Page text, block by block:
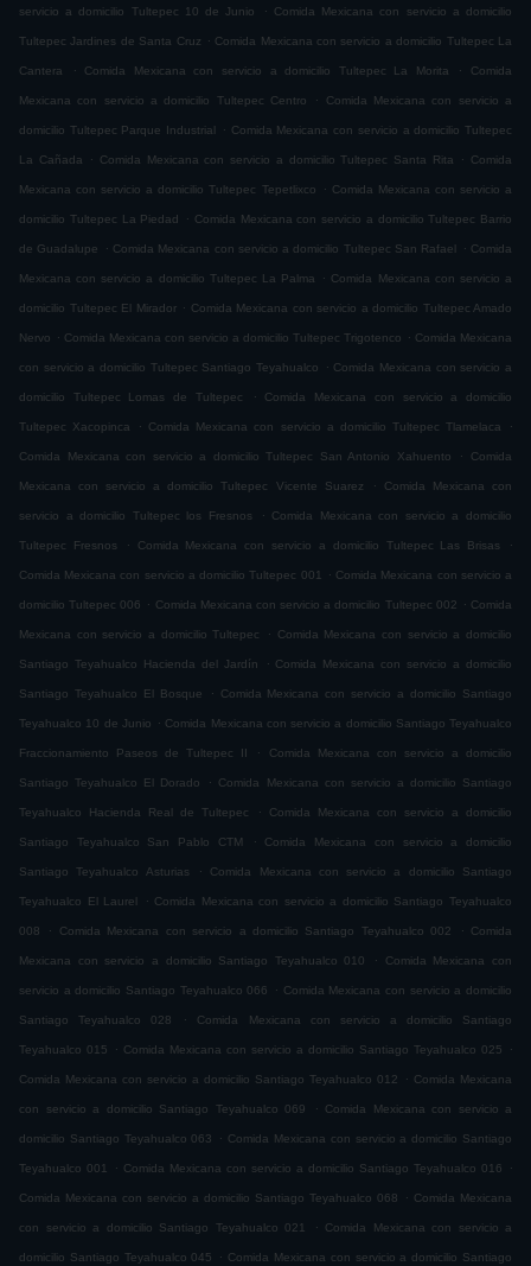
servicio a domicilio Tultepec 10 de Junio . Comida Mexicana con servicio a domicilio
Tultepec Jardines de Santa Cruz . Comida Mexicana con servicio a domicilio Tultepec La
Cantera . Comida Mexicana con servicio a domicilio Tultepec La Morita . Comida
Mexicana con servicio a domicilio Tultepec Centro . Comida Mexicana con servicio a
domicilio Tultepec Parque Industrial . Comida Mexicana con servicio a domicilio Tultepec
La Cañada . Comida Mexicana con servicio a domicilio Tultepec Santa Rita . Comida
Mexicana con servicio a domicilio Tultepec Tepetlixco . Comida Mexicana con servicio a
domicilio Tultepec La Piedad . Comida Mexicana con servicio a domicilio Tultepec Barrio
de Guadalupe . Comida Mexicana con servicio a domicilio Tultepec San Rafael . Comida
Mexicana con servicio a domicilio Tultepec La Palma . Comida Mexicana con servicio a
domicilio Tultepec El Mirador . Comida Mexicana con servicio a domicilio Tultepec Amado
Nervo . Comida Mexicana con servicio a domicilio Tultepec Trigotenco . Comida Mexicana
con servicio a domicilio Tultepec Santiago Teyahualco . Comida Mexicana con servicio a
domicilio Tultepec Lomas de Tultepec . Comida Mexicana con servicio a domicilio
Tultepec Xacopinca . Comida Mexicana con servicio a domicilio Tultepec Tlamelaca .
Comida Mexicana con servicio a domicilio Tultepec San Antonio Xahuento . Comida
Mexicana con servicio a domicilio Tultepec Vicente Suarez . Comida Mexicana con
servicio a domicilio Tultepec los Fresnos . Comida Mexicana con servicio a domicilio
Tultepec Fresnos . Comida Mexicana con servicio a domicilio Tultepec Las Brisas .
Comida Mexicana con servicio a domicilio Tultepec 001 . Comida Mexicana con servicio a
domicilio Tultepec 006 . Comida Mexicana con servicio a domicilio Tultepec 002 . Comida
Mexicana con servicio a domicilio Tultepec . Comida Mexicana con servicio a domicilio
Santiago Teyahualco Hacienda del Jardín . Comida Mexicana con servicio a domicilio
Santiago Teyahualco El Bosque . Comida Mexicana con servicio a domicilio Santiago
Teyahualco 10 de Junio . Comida Mexicana con servicio a domicilio Santiago Teyahualco
Fraccionamiento Paseos de Tultepec II . Comida Mexicana con servicio a domicilio
Santiago Teyahualco El Dorado . Comida Mexicana con servicio a domicilio Santiago
Teyahualco Hacienda Real de Tultepec . Comida Mexicana con servicio a domicilio
Santiago Teyahualco San Pablo CTM . Comida Mexicana con servicio a domicilio
Santiago Teyahualco Asturias . Comida Mexicana con servicio a domicilio Santiago
Teyahualco El Laurel . Comida Mexicana con servicio a domicilio Santiago Teyahualco
008 . Comida Mexicana con servicio a domicilio Santiago Teyahualco 002 . Comida
Mexicana con servicio a domicilio Santiago Teyahualco 010 . Comida Mexicana con
servicio a domicilio Santiago Teyahualco 066 . Comida Mexicana con servicio a domicilio
Santiago Teyahualco 028 . Comida Mexicana con servicio a domicilio Santiago
Teyahualco 015 . Comida Mexicana con servicio a domicilio Santiago Teyahualco 025 .
Comida Mexicana con servicio a domicilio Santiago Teyahualco 012 . Comida Mexicana
con servicio a domicilio Santiago Teyahualco 069 . Comida Mexicana con servicio a
domicilio Santiago Teyahualco 063 . Comida Mexicana con servicio a domicilio Santiago
Teyahualco 001 . Comida Mexicana con servicio a domicilio Santiago Teyahualco 016 .
Comida Mexicana con servicio a domicilio Santiago Teyahualco 068 . Comida Mexicana
con servicio a domicilio Santiago Teyahualco 021 . Comida Mexicana con servicio a
domicilio Santiago Teyahualco 045 . Comida Mexicana con servicio a domicilio Santiago